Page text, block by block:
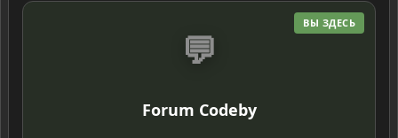
ВЫ ЗДЕСЬ
💬
Forum Codeby